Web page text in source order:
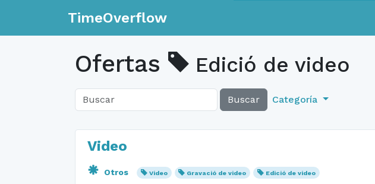
TimeOverflow
Ofertas Edició de video
Buscar Categoría
Video
Otros Video Gravació de video Edició de video